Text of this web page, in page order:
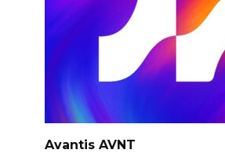
Avantis AVNT